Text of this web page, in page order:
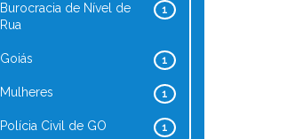
1
Burocracia de Nível de
Rua
1
Goiás
1
Mulheres
1
Polícia Civil de GO